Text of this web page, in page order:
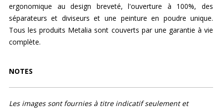
ergonomique au design breveté, l'ouverture à 100%, des
séparateurs et diviseurs et une peinture en poudre unique.
Tous les produits Metalia sont couverts par une garantie à vie
complète.
NOTES
Les images sont fournies à titre indicatif seulement et